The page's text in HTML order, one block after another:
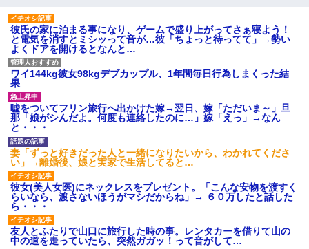
【衝撃】嫁父の会社に勤続１０年、手取り１４万 → 俺「２２万も
らえる会社から誘われた。転職したい」義父「クビ！（激怒」嫁
「離婚！（激怒」
婚活パーティーでよく会う美女がいた。こんな完璧な容姿を持っ
てしても結婚て難しいんだなぁ…と思ってた
ミスした新人(
って言ったら・・・
日曜日、会社の窓を見ると同僚の姿。俺（あれ？ディズニーシー
じゃ？）→俺電話「今何してんの？」同僚「シーで並んでるこ
と！」俺「会社にいない？」→次の瞬間、すごい鳥肌が立った
姉旦那の友達「ほんとのパパだよ～」私のお腹を触ってほざく。
→思わず手を叩いて振り払ったら…
彼氏の家に泊まる事になり、ゲームで盛り上がってさぁ寝よう！
と電気を消すとミシッって音が…彼「ちょっと待ってて」→勢い
よくドアを開けるとなんと…
ワイ144kg彼女98kgデブカップル、1年間毎日行為しまくった結
果
嘘をついてフリン旅行へ出かけた嫁→翌日、嫁「ただいま～」旦
那「娘がシんだよ。何度も連絡したのに…」嫁「えっ」→なん
と・・・
妻「ずっと好きだった人と一緒になりたいから、わかれてくださ
い」→離婚後、娘と実家で生活してると…
彼女(美人女医)にネックレスをプレゼント。「こんな安物を渡すく
らいなら、渡さないほうがマシだからね」→ ６０万したと話した
ら・・・
友人とふたりで山口に旅行した時の事。レンタカーを借りて山の
中の道を走っていたら、突然ガガッ！って音がして…